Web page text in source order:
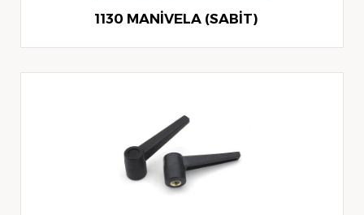
1130 MANİVELA (SABİT)